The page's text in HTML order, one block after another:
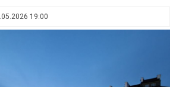
19:00